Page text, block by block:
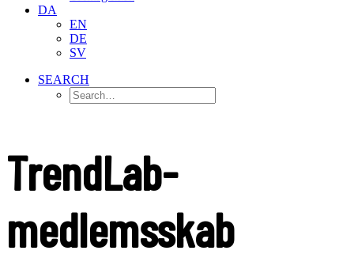
DA
EN
DE
SV
SEARCH
TrendLab-
medlemsskab